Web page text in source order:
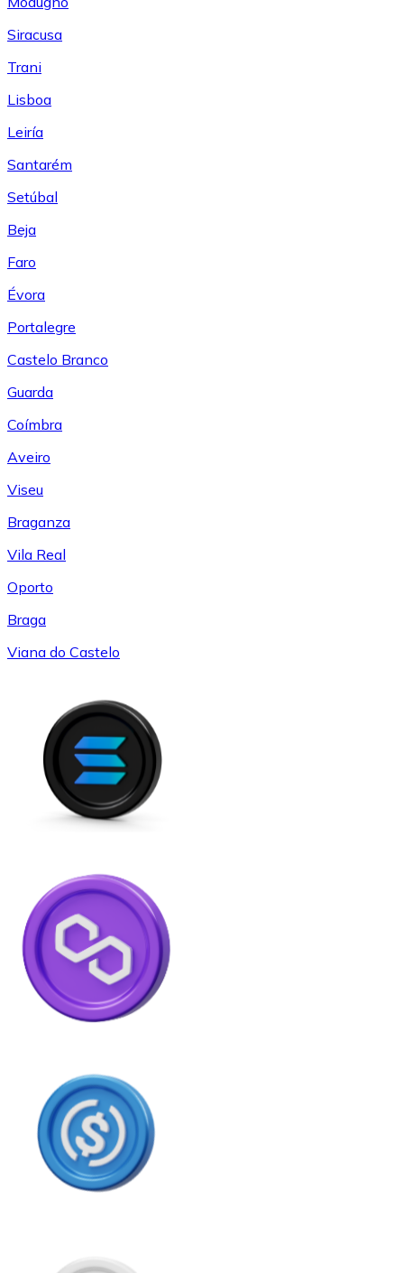
Siracusa
Trani
Lisboa
Leiría
Santarém
Setúbal
Beja
Faro
Évora
Portalegre
Castelo Branco
Guarda
Coímbra
Aveiro
Viseu
Braganza
Vila Real
Oporto
Braga
Viana do Castelo